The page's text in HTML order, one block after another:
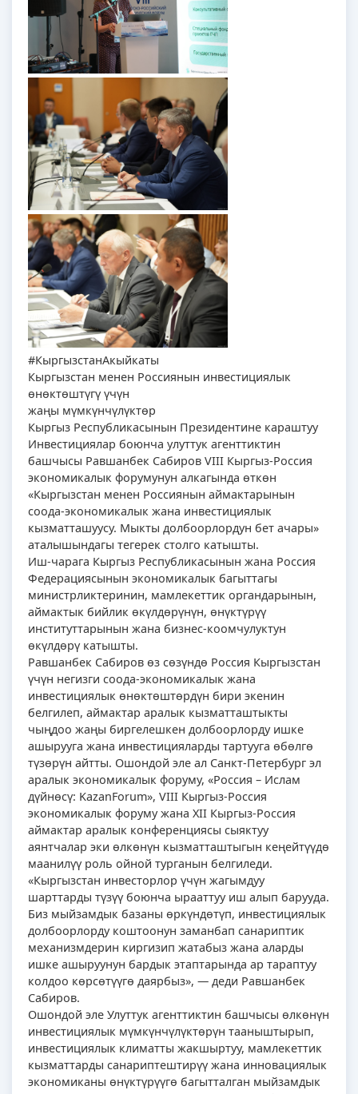
#КыргызстанАкыйкаты
Кыргызстан менен Россиянын инвестициялык
өнөктөштүгү үчүн
жаңы мүмкүнчүлүктөр
Кыргыз Республикасынын Президентине караштуу
Инвестициялар боюнча улуттук агенттиктин
башчысы Равшанбек Сабиров VIII Кыргыз-Россия
экономикалык форумунун алкагында өткөн
«Кыргызстан менен Россиянын аймактарынын
соода-экономикалык жана инвестициялык
кызматташуусу. Мыкты долбоорлордун бет ачары»
аталышындагы тегерек столго катышты.
Иш-чарага Кыргыз Республикасынын жана Россия
Федерациясынын экономикалык багыттагы
министрликтеринин, мамлекеттик органдарынын,
аймактык бийлик өкүлдөрүнүн, өнүктүрүү
институттарынын жана бизнес-коомчулуктун
өкүлдөрү катышты.
Равшанбек Сабиров өз сөзүндө Россия Кыргызстан
үчүн негизги соода-экономикалык жана
инвестициялык өнөктөштөрдүн бири экенин
белгилеп, аймактар аралык кызматташтыкты
чыңдоо жаңы биргелешкен долбоорлорду ишке
ашырууга жана инвестицияларды тартууга өбөлгө
түзөрүн айтты. Ошондой эле ал Санкт-Петербург эл
аралык экономикалык форуму, «Россия – Ислам
дүйнөсү: KazanForum», VIII Кыргыз-Россия
экономикалык форуму жана XII Кыргыз-Россия
аймактар аралык конференциясы сыяктуу
аянтчалар эки өлкөнүн кызматташтыгын кеңейтүүдө
маанилүү роль ойной турганын белгиледи.
«Кыргызстан инвесторлор үчүн жагымдуу
шарттарды түзүү боюнча ырааттуу иш алып барууда.
Биз мыйзамдык базаны өркүндөтүп, инвестициялык
долбоорлорду коштоонун заманбап санариптик
механизмдерин киргизип жатабыз жана аларды
ишке ашыруунун бардык этаптарында ар тараптуу
колдоо көрсөтүүгө даярбыз», — деди Равшанбек
Сабиров.
Ошондой эле Улуттук агенттиктин башчысы өлкөнүн
инвестициялык мүмкүнчүлүктөрүн тааныштырып,
инвестициялык климатты жакшыртуу, мамлекеттик
кызматтарды санариптештирүү жана инновациялык
экономиканы өнүктүрүүгө багытталган мыйзамдык